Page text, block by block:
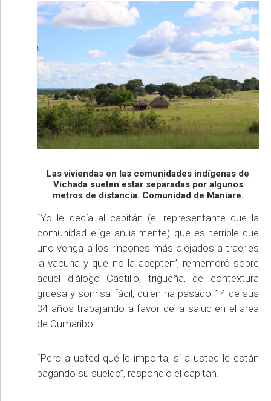
Las viviendas en las comunidades indígenas de
Vichada suelen estar separadas por algunos
metros de distancia. Comunidad de Maniare.
“Yo le decía al capitán (el representante que la
comunidad elige anualmente) que es terrible que
uno venga a los rincones más alejados a traerles
la vacuna y que no la acepten”, rememoró sobre
aquel diálogo Castillo, trigueña, de contextura
gruesa y sonrisa fácil, quien ha pasado 14 de sus
34 años trabajando a favor de la salud en el área
de Cumaribo.
“Pero a usted qué le importa, si a usted le están
pagando su sueldo”, respondió el capitán.